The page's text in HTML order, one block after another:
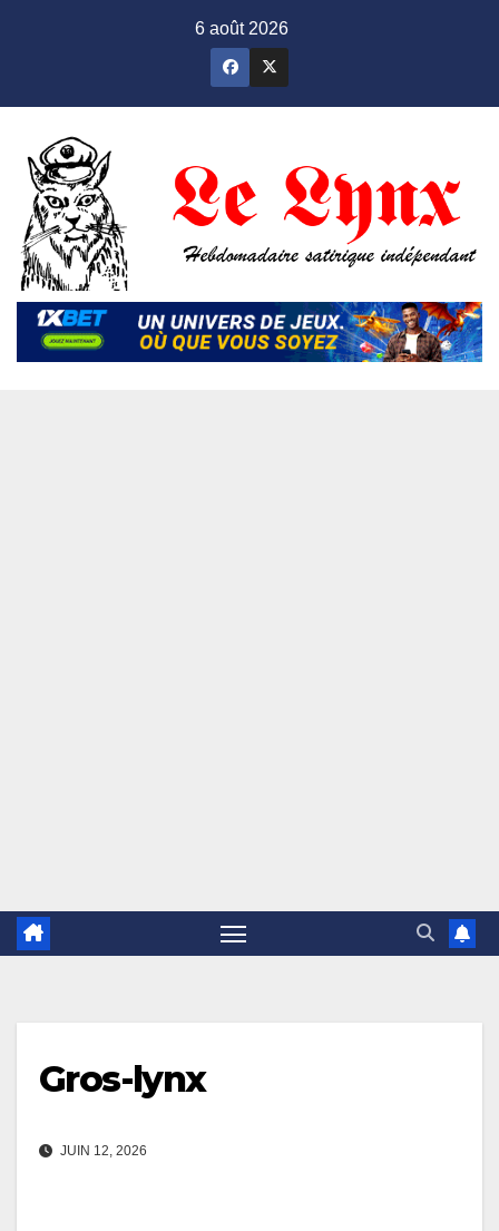
6 août 2026
Gros-lynx
JUIN 12, 2026